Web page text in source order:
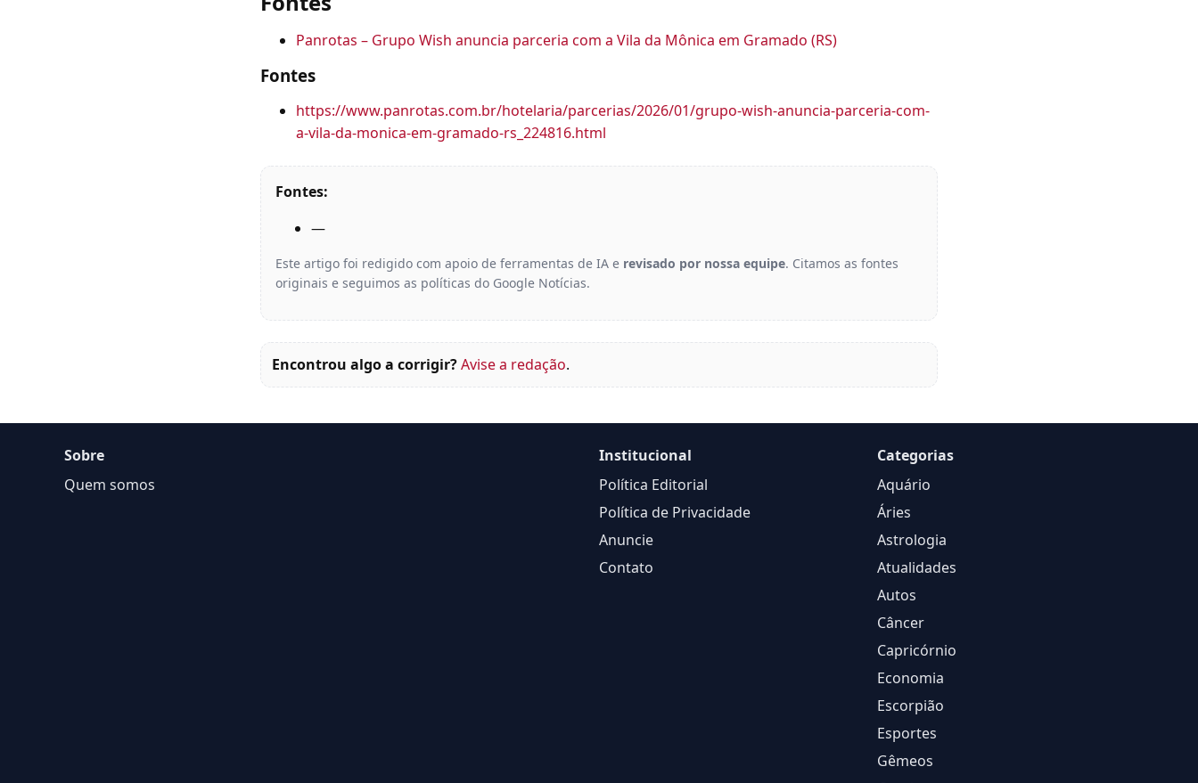
Panrotas – Grupo Wish anuncia parceria com a Vila da Mônica em Gramado (RS)
Fontes
https://www.panrotas.com.br/hotelaria/parcerias/2026/01/grupo-wish-anuncia-parceria-com-
a-vila-da-monica-em-gramado-rs_224816.html
Fontes:
—
Este artigo foi redigido com apoio de ferramentas de IA e revisado por nossa equipe. Citamos as fontes
originais e seguimos as políticas do Google Notícias.
Encontrou algo a corrigir?Avise a redação.
Sobre
Quem somos
Institucional
Política Editorial
Política de Privacidade
Anuncie
Contato
Categorias
Aquário
Áries
Astrologia
Atualidades
Autos
Câncer
Capricórnio
Economia
Escorpião
Esportes
Gêmeos